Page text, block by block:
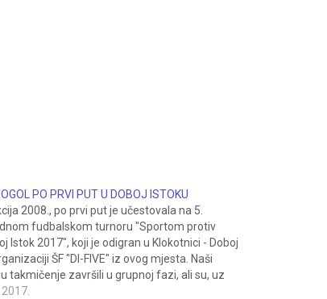
PO PRVI PUT U DOBOJ ISTOKU
2008., po prvi put je učestovala na 5.
fudbalskom turnoru "Sportom protiv
Istok 2017", koji je odigran u Klokotnici - Doboj
ŠF "DI-FIVE" iz ovog mjesta. Naši
takmičenje završili u grupnoj fazi, ali su, uz
sreće, lako smo…